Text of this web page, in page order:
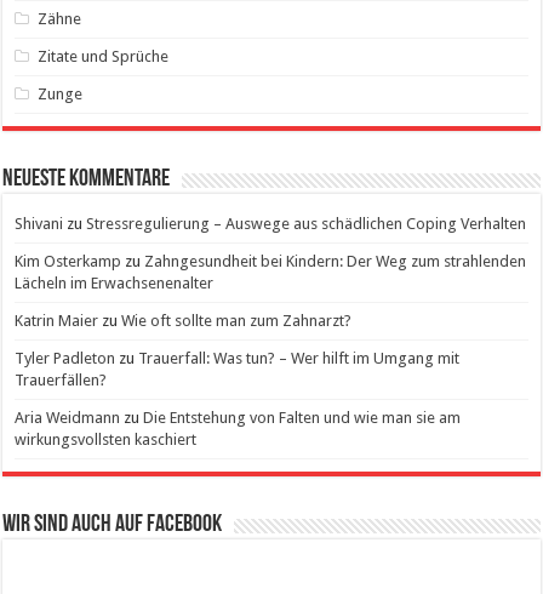
Zähne
Zitate und Sprüche
Zunge
Neueste Kommentare
Shivani zuStressregulierung – Auswege aus schädlichen Coping Verhalten
Kim Osterkamp zu Zahngesundheit bei Kindern: Der Weg zum strahlenden
Lächeln im Erwachsenenalter
Katrin Maier zuWie oft sollte man zum Zahnarzt?
Tyler Padleton zu Trauerfall: Was tun? – Wer hilft im Umgang mit
Trauerfällen?
Aria Weidmann zuDie Entstehung von Falten und wie man sie am
wirkungsvollsten kaschiert
Wir sind auch auf Facebook